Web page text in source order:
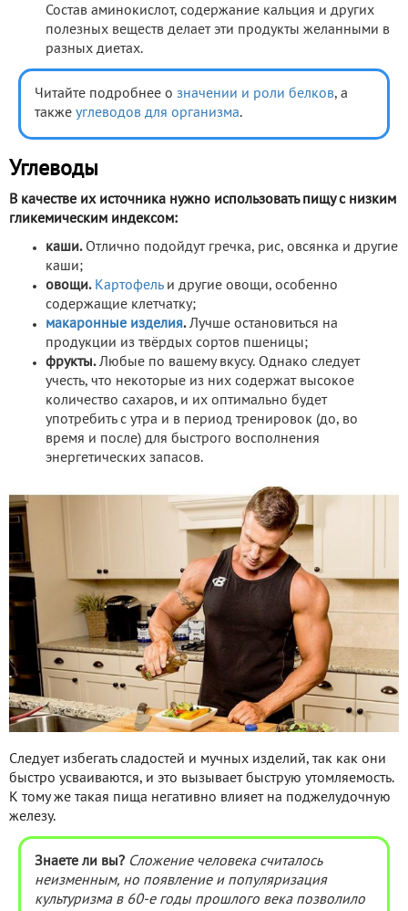
Состав аминокислот, содержание кальция и других
полезных веществ делает эти продукты желанными в
разных диетах.
Читайте подробнее о значении и роли белков, а
также углеводов для организма.
Углеводы
В качестве их источника нужно использовать пищу с низким
гликемическим индексом:
каши.Отлично подойдут гречка, рис, овсянка и другие
каши;
овощи. Картофельи другие овощи, особенно
содержащие клетчатку;
макаронные изделия.Лучше остановиться на
продукции из твёрдых сортов пшеницы;
фрукты.Любые по вашему вкусу. Однако следует
учесть, что некоторые из них содержат высокое
количество сахаров, и их оптимально будет
употребить с утра и в период тренировок (до, во
время и после) для быстрого восполнения
энергетических запасов.
Следует избегать сладостей и мучных изделий, так как они
быстро усваиваются, и это вызывает быструю утомляемость.
К тому же такая пища негативно влияет на поджелудочную
железу.
Знаете ли вы? Сложение человека считалось
неизменным, но появление и популяризация
культуризма в 60-е годы прошлого века позволило